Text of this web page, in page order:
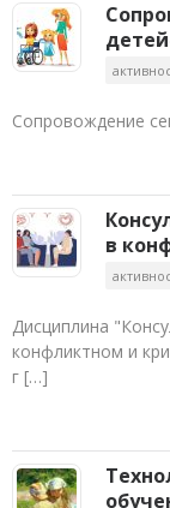
Сопровождение
в
Дисциплина
конфликтном и
г […]